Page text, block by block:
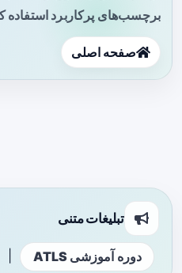
برچسب‌های پرکاربرد استفاده
صفحه اصلی
تبلیغات متنی
دوره آموزشی ATLS